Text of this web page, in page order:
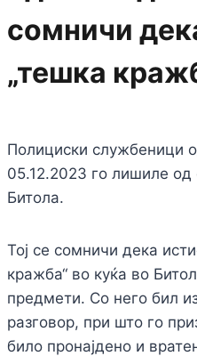
сомничи
„тешка
Полициски службеници
05.12.2023 го лишиле
Битола.
Тој се сомничи дека
кражба“ во куќа во
предмети. Со него бил
разговор, при што го
било пронајдено и